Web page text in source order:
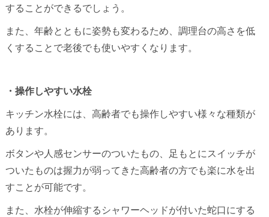
することができるでしょう。
また、年齢とともに姿勢も変わるため、調理台の高さを低
くすることで老後でも使いやすくなります。
・操作しやすい水栓
キッチン水栓には、高齢者でも操作しやすい様々な種類が
あります。
ボタンや人感センサーのついたもの、足もとにスイッチが
ついたものは握力が弱ってきた高齢者の方でも楽に水を出
すことが可能です。
また、水栓が伸縮するシャワーヘッドが付いた蛇口にする